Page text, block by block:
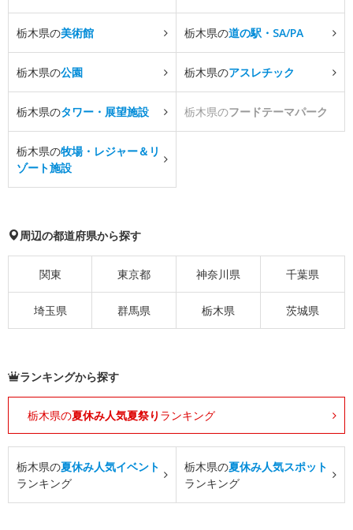
栃木県の美術館 栃木県の道の駅・SA/PA
栃木県の公園 栃木県のアスレチック
栃木県のタワー・展望施設 栃木県のフードテーマパーク
栃木県の牧場・レジャー＆リ
ゾート施設
周辺の都道府県から探す
関東 東京都 神奈川県 千葉県
埼玉県 群馬県 栃木県 茨城県
ランキングから探す
栃木県の夏休み人気夏祭り ランキング
栃木県の夏休み人気イベント
ランキング
栃木県の夏休み人気スポット
ランキング